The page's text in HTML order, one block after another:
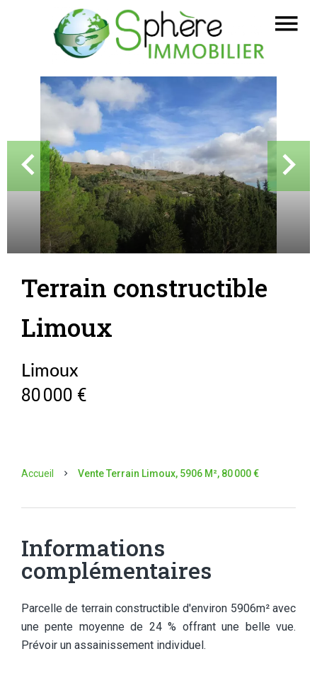
Terrain constructible
Limoux
Limoux
80 000 €
Accueil Vente Terrain Limoux, 5906 M², 80 000 €
Informations
complémentaires
Parcelle de terrain constructible d'environ 5906m² avec
une pente moyenne de 24 % offrant une belle vue.
Prévoir un assainissement individuel.